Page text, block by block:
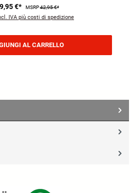
€* MSRP42,95 €*
IVA più costi di spedizione
AL CARRELLO